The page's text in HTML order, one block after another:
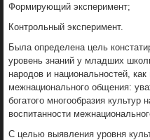
Формирующий эксперимент;
Контрольный эксперимент.
Была определена цель
уровень знаний у младших
народов и национальностей, как
межнационального общения:
богатого многообразия
воспитанности
С целью выявления уровня